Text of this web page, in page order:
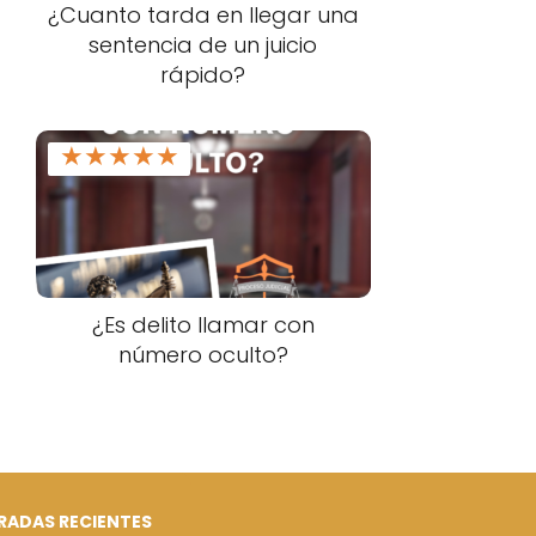
¿Cuanto tarda en llegar una
sentencia de un juicio
rápido?
★★★★★
¿Es delito llamar con
número oculto?
RECIENTES